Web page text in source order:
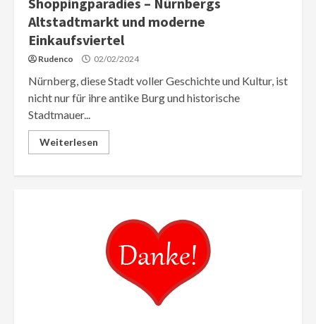
Altstadtmarkt und moderne
Einkaufsviertel
Rudenco 02/02/2024
Nürnberg, diese Stadt voller Geschichte und Kultur, ist
nicht nur für ihre antike Burg und historische
Stadtmauer...
Weiterlesen